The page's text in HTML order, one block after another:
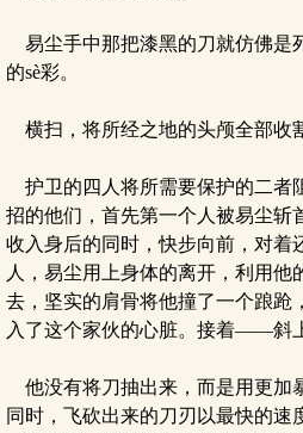
易尘手中那把漆黑的刀就仿佛是
的sè彩。
横扫，将所经之地的头颅全部收
护卫的四人将所需要保护的二者
招的他们，首先第一个人被易尘斩
收入身后的同时，快步向前，对着
人，易尘用上身体的离开，利用他
去，坚实的肩骨将他撞了一个踉跄
入了这个家伙的心脏。接着——斜
他没有将刀抽出来，而是用更加
同时，飞砍出来的刀刃以最快的速